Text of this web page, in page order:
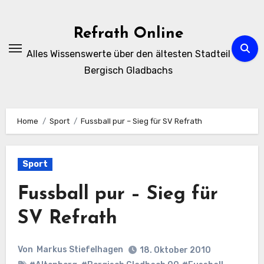
Refrath Online
Alles Wissenswerte über den ältesten Stadteil
Bergisch Gladbachs
Home Sport Fussball pur – Sieg für SV Refrath
Sport
Fussball pur – Sieg für
SV Refrath
Von Markus Stiefelhagen
18. Oktober 2010